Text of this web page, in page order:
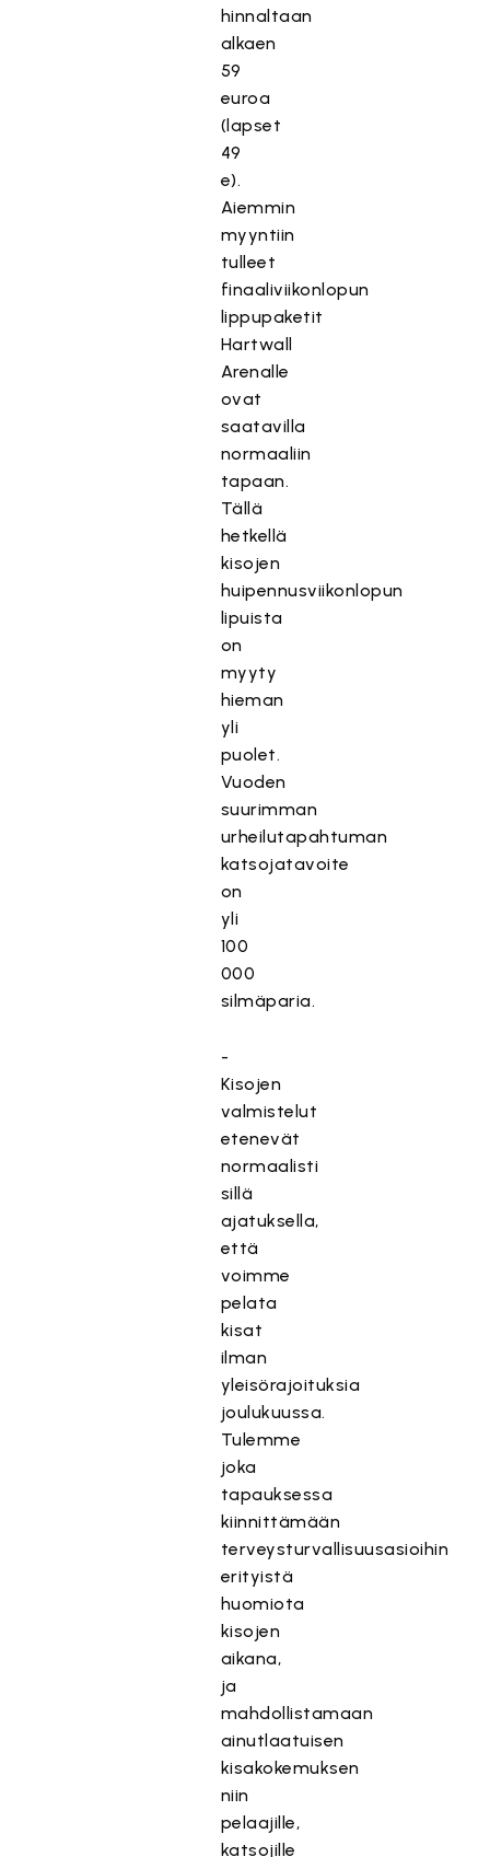
hinnaltaan
alkaen
59
euroa
(lapset
49
e).
Aiemmin
myyntiin
tulleet
finaaliviikonlopun
lippupaketit
Hartwall
Arenalle
ovat
saatavilla
normaaliin
tapaan.
Tällä
hetkellä
kisojen
huipennusviikonlopun
lipuista
on
myyty
hieman
yli
puolet.
Vuoden
suurimman
urheilutapahtuman
katsojatavoite
on
yli
100
000
silmäparia.
-
Kisojen
valmistelut
etenevät
normaalisti
sillä
ajatuksella,
että
voimme
pelata
kisat
ilman
yleisörajoituksia
joulukuussa.
Tulemme
joka
tapauksessa
kiinnittämään
terveysturvallisuusasioihin
erityistä
huomiota
kisojen
aikana,
ja
mahdollistamaan
ainutlaatuisen
kisakokemuksen
niin
pelaajille,
katsojille